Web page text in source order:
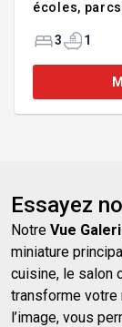
écoles, parcs). Propriété pour acheteur
fondation à
ou chambre
cuisine et
3 1
Essayez
Notre Vue
miniature
cuisine, le salon
transforme votre
l’image, vous